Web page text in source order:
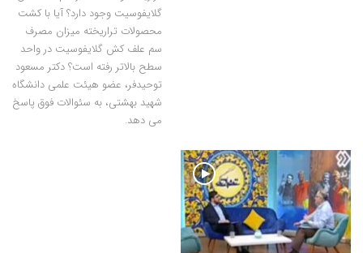
گلایفوسیت وجود دارد؟ آیا با کشت
محصولات تراریخته میزان مصرف
سم علف کش گلایفوسیت در واحد
سطح بالاتر رفته است؟ دکتر مسعود
توحیدفر، عضو هیئت علمی دانشگاه
شهید بهشتی، به سئوالات فوق پاسخ
می دهد.